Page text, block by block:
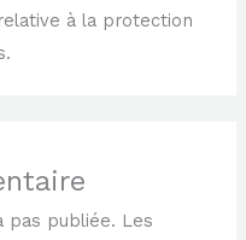
à la protection
pas publiée. Les